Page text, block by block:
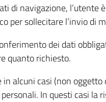
di navigazione,
per sollecitare l’invio di
dei dati
quanto richiesto.
alcuni casi (non
In questi casi la